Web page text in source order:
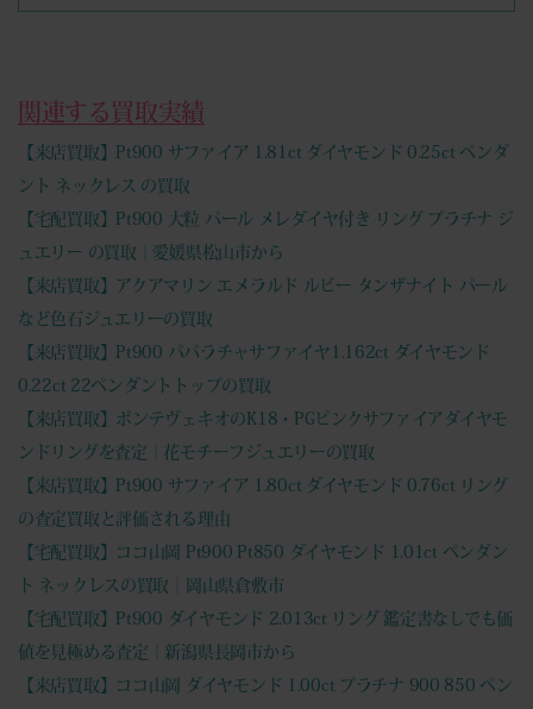
関連する買取実績
【来店買取】Pt900 サファイア 1.81ct ダイヤモンド 0.25ct ペンダ
ント ネックレス の買取
【宅配買取】Pt900 大粒 パール メレダイヤ付き リング プラチナ ジ
ュエリー の買取｜愛媛県松山市から
【来店買取】アクアマリン エメラルド ルビー タンザナイト パール
など色石ジュエリーの買取
【来店買取】Pt900 パパラチャサファイヤ1.162ct ダイヤモンド
0.22ct 22ペンダントトップの買取
【来店買取】ポンテヴェキオのK18・PGピンクサファイアダイヤモ
ンドリングを査定｜花モチーフジュエリーの買取
【来店買取】Pt900 サファイア 1.80ct ダイヤモンド 0.76ct リング
の査定買取と評価される理由
【宅配買取】ココ山岡 Pt900 Pt850 ダイヤモンド 1.01ct ペンダン
ト ネックレスの買取｜岡山県倉敷市
【宅配買取】Pt900 ダイヤモンド 2.013ct リング 鑑定書なしでも価
値を見極める査定｜新潟県長岡市から
【来店買取】ココ山岡 ダイヤモンド 1.00ct プラチナ 900 850 ペン